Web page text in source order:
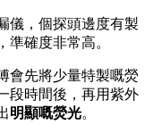
儀，個探頭邊度有製
準確度非常高。
會先將少量特製嘅熒
段時間後，再用紫外
明顯嘅熒光。